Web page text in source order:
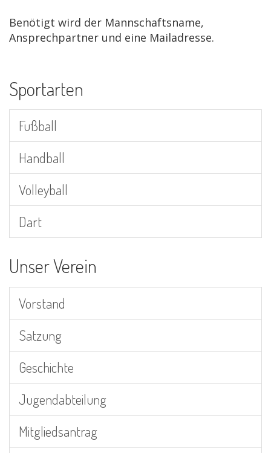
Benötigt wird der Mannschaftsname,
Ansprechpartner und eine Mailadresse.
Sportarten
Fußball
Handball
Volleyball
Dart
Unser Verein
Vorstand
Satzung
Geschichte
Jugendabteilung
Mitgliedsantrag